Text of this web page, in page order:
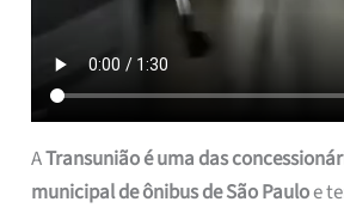
ATransunião é uma das
municipal de ônibus de São Pauloe